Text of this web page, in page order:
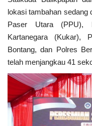
lokasi tambahan sedang
Paser Utara (PPU),
Kartanegara (Kukar),
Bontang, dan Polres
telah menjangkau 41